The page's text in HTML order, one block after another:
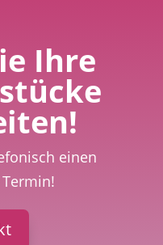
Ihre
einen